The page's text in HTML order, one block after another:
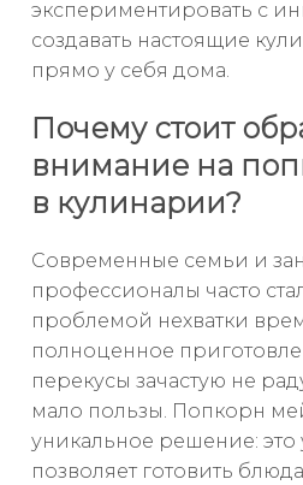
экспериментировать с
создавать настоящие
прямо у себя дома.
Почему стоит
внимание на
в кулинарии?
Современные семьи и
профессионалы часто
проблемой нехватки
полноценное
перекусы зачастую не
мало пользы. Попкорн
уникальное решение: это
позволяет готовить